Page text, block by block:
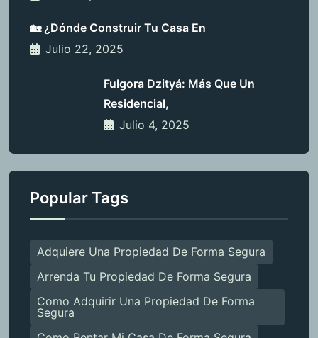
🏡 ¿Dónde Construir Tu Casa En
Julio 22, 2025
Fulgora Dzityá: Más Que Un
Residencial,
Julio 4, 2025
Popular Tags
Adquiere Una Propiedad De Forma Segura
Arrenda Tu Propiedad De Forma Segura
Como Adquirir Una Propiedad De Forma
Segura